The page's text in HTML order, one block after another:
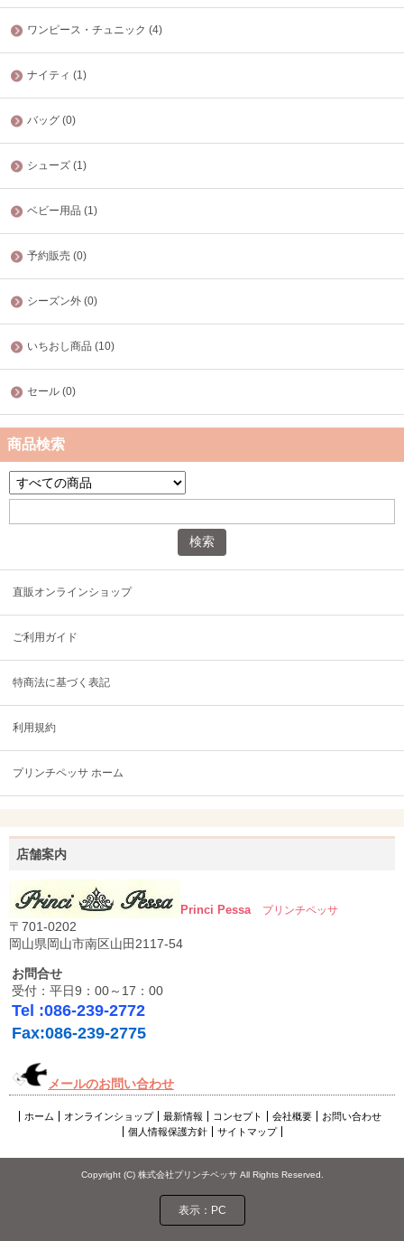
ワンピース・チュニック (4)
ナイティ (1)
バッグ (0)
シューズ (1)
ベビー用品 (1)
予約販売 (0)
シーズン外 (0)
いちおし商品 (10)
セール (0)
商品検索
直販オンラインショップ
ご利用ガイド
特商法に基づく表記
利用規約
プリンチペッサ ホーム
店舗案内
Princi Pessa プリンチペッサ
〒701-0202
岡山県岡山市南区山田2117-54
お問合せ
受付：平日9：00～17：00
Tel :086-239-2772
Fax:086-239-2775
メールのお問い合わせ
ホーム オンラインショップ 最新情報 コンセプト 会社概要
お問い合わせ
個人情報保護方針
サイトマップ
Copyright (C) 株式会社プリンチペッサ All Rights Reserved.
表示：PC